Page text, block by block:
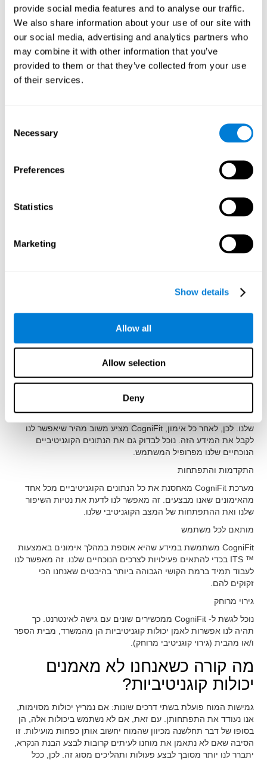
provide social media features and to analyse our traffic.
We also share information about your use of our site with
our social media, advertising and analytics partners who
may combine it with other information that you’ve
provided to them or that they’ve collected from your use
of their services.
Selection
Necessary
Preferences
Statistics
Marketing
Show details
Allow all
Allow selection
Deny
של המוח שלנו לשנות ולייעל את הקשרים העצביים שלו על מנת
להסתגל לגירוי שהוא מקבל ולתת מענה טוב יותר בפחות מאמץ.
כאשר הגירוי שהמוח שלנו מקבל מכוון לחיזוק היכולות הקוגניטיביות
הקשורות להבנת הנקרא, התהליכים המעורבים בחשבון מתעצמים.
מסיבה זו, חשוב לעורר את מוחנו בצורה מתאימה, מכיוון שהוא
מאפשר לנו לשפר את היכולות הקוגניטיביות שלנו הנחוצות להבנת
יתרונות
לעשות זאת בצורה הטובה ביותר. זו הסיבה שחשוב לבחור בכלי טוב
קל לשימוש
הם אוטומטיים. בדרך זו, נצטרך רק לדאוג לאימונים ולא נבזבז זמן
בתהליכים לא נוחים של הכנה או איסוף נתונים. השימוש ב- CogniFit
בצורה מאוד אינטראקטיבית. זה מאפשר את הכרת והבנת הפעילות
ועוזרת לנו להכיר אותה טוב יותר.
חשוב שנדע איך אנו מתקדמים אם אנו רוצים לשפר את הביצועים
שלנו. לכן, לאחר כל אימון, CogniFit מציע משוב מהיר שיאפשר לנו
לקבל את המידע הזה. נוכל לבדוק גם את הנתונים הקוגניטיביים
הנוכחיים שלנו מפרופיל המשתמש.
התקדמות והתפתחות
מערכת CogniFit מאחסנת את כל הנתונים הקוגניטיביים מכל אחד
מהאימונים שאנו מבצעים. זה מאפשר לנו לדעת את נטיות השיפור
שלנו ואת ההתפתחות של המצב הקוגניטיבי שלנו.
מותאם לכל משתמש
CogniFit משתמשת במידע שהיא אוספת במהלך אימונים באמצעות
™ ITS בכדי להתאים פעילויות לצרכים הנוכחיים שלנו. זה מאפשר לנו
לעבוד תמיד ברמת הקושי הגבוהה ביותר בהיבטים שאנחנו הכי
זקוקים להם.
גירוי מרוחק
נוכל לגשת ל- CogniFit ממכשירים שונים עם גישה לאינטרנט. כך
תהיה לנו אפשרות לאמן יכולות קוגניטיביות הן מהמשרד, מבית הספר
ו/או מהבית (גירוי קוגניטיבי מרוחק).
מה קורה כשאנחנו לא מאמנים
יכולות קוגניטיביות?
גמישות המוח פועלת בשתי דרכים שונות: אם נמריץ יכולות מסוימות,
אנו נעודד את התפתחותן. עם זאת, אם לא נשתמש ביכולות אלה, הן
בסופו של דבר תחלשנה מכיוון שהמוח יחשוב אותן כפחות מועילות. זו
הסיבה שאם לא נתאמן את מוחנו לעיתים קרובות לבצע הבנת הנקרא,
יתברר לנו יותר מסובך לבצע פעולות ותהליכים מסוג זה. לכן, ככל